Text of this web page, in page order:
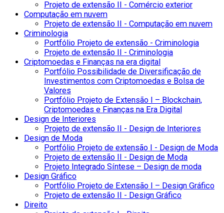
Projeto de extensão II - Comércio exterior
Computação em nuvem
Projeto de extensão II - Computação em nuvem
Criminologia
Portfólio Projeto de extensão - Criminologia
Projeto de extensão II - Criminologia
Criptomoedas e Finanças na era digital
Portfólio Possibilidade de Diversificação de
Investimentos com Criptomoedas e Bolsa de
Valores
Portfólio Projeto de Extensão I – Blockchain,
Criptomoedas e Finanças na Era Digital
Design de Interiores
Projeto de extensão II - Design de Interiores
Design de Moda
Portfólio Projeto de extensão I - Design de Moda
Projeto de extensão II - Design de Moda
Projeto Integrado Síntese – Design de moda
Design Gráfico
Portfólio Projeto de Extensão I – Design Gráfico
Projeto de extensão II - Design Gráfico
Direito